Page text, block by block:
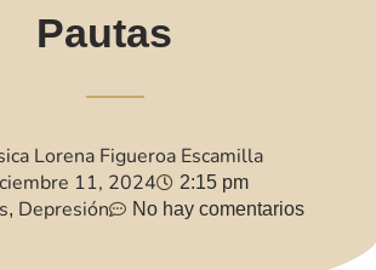
Pautas
Lorena Figueroa Escamilla
11, 2024
2:15 pm
, Depresión No hay comentarios